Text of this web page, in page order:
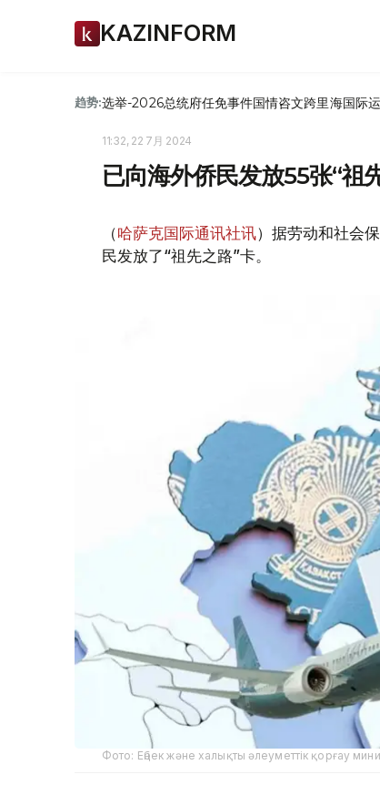
KAZINFORM
趋势:选举-2026总统府任免事件国情咨文跨里海国际
11:32, 22 7月 2024
已向海外侨民发放55张“祖
（哈萨克国际通讯社讯）据劳动和社会
民发放了“祖先之路”卡。
Фото: Еңбек және халықты әлеуметтік қорғау